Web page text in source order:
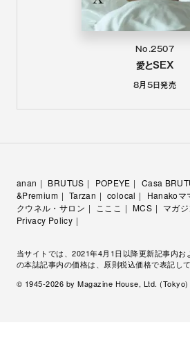
No.2507
愛とSEX
8月5日発売
anan BRUTUS POPEYE Casa
&Premium
Tarzan colocal Hanakoマ
クウネル・サロン
こここ MCS マガ
Privacy Policy
当サイトでは、2021年4月1日以降更新記事内
の本誌記事内の価格は、原則税込価格で表記して
© 1945-2026 by Magazine House, Ltd. (Tokyo)